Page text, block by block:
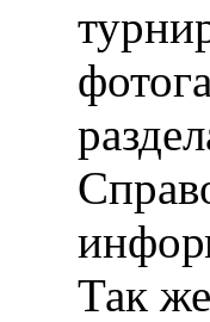
Так